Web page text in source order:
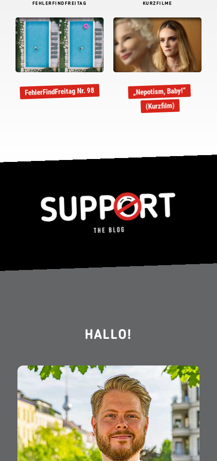
FEHLERFINDFREITAG
FehlerFindFreitag Nr. 98
KURZFILME
„Nepotism, Baby!“
(Kurzfilm)
HALLO!